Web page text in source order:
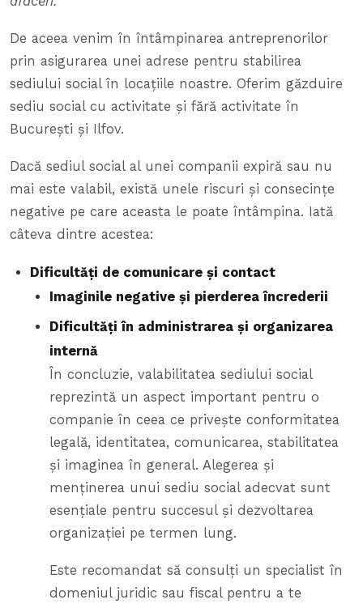
De aceea venim în întâmpinarea antreprenorilor
prin asigurarea unei adrese pentru stabilirea
sediului social în locațiile noastre. Oferim găzduire
sediu social cu activitate și fără activitate în
București și Ilfov.
Dacă sediul social al unei companii expiră sau nu
mai este valabil, există unele riscuri și consecințe
negative pe care aceasta le poate întâmpina. Iată
câteva dintre acestea:
Dificultăți de comunicare și contact
Imaginile negative și pierderea încrederii
Dificultăți în administrarea și organizarea
internă
În concluzie, valabilitatea sediului social
reprezintă un aspect important pentru o
companie în ceea ce privește conformitatea
legală, identitatea, comunicarea, stabilitatea
și imaginea în general. Alegerea și
menținerea unui sediu social adecvat sunt
esențiale pentru succesul și dezvoltarea
organizației pe termen lung.
Este recomandat să consulți un specialist în
domeniul juridic sau fiscal pentru a te